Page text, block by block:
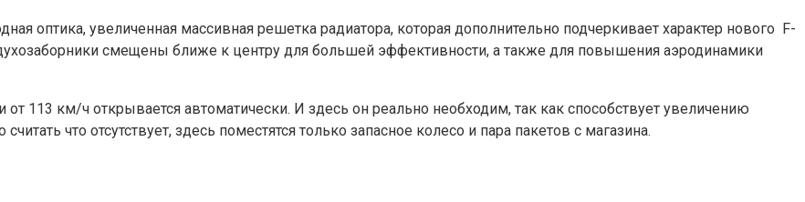
оптика, увеличенная массивная решетка радиатора, которая дополнительно подчеркивает характер нового F-
смещены ближе к центру для большей эффективности, а также для повышения аэродинамики
113 км/ч открывается автоматически. И здесь он реально необходим, так как способствует увеличению
что отсутствует, здесь поместятся только запасное колесо и пара пакетов с магазина.